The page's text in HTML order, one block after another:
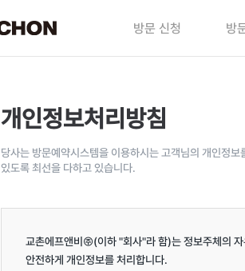
방문 신청 방
개인정보처리방침
당사는 방문예약시스템을 이용하시는 고객님의 개인정
있도록 최선을 다하고 있습니다.
교촌에프앤비㈜(이하 "회사"라 함)는 정보주체의
안전하게 개인정보를 처리합니다.